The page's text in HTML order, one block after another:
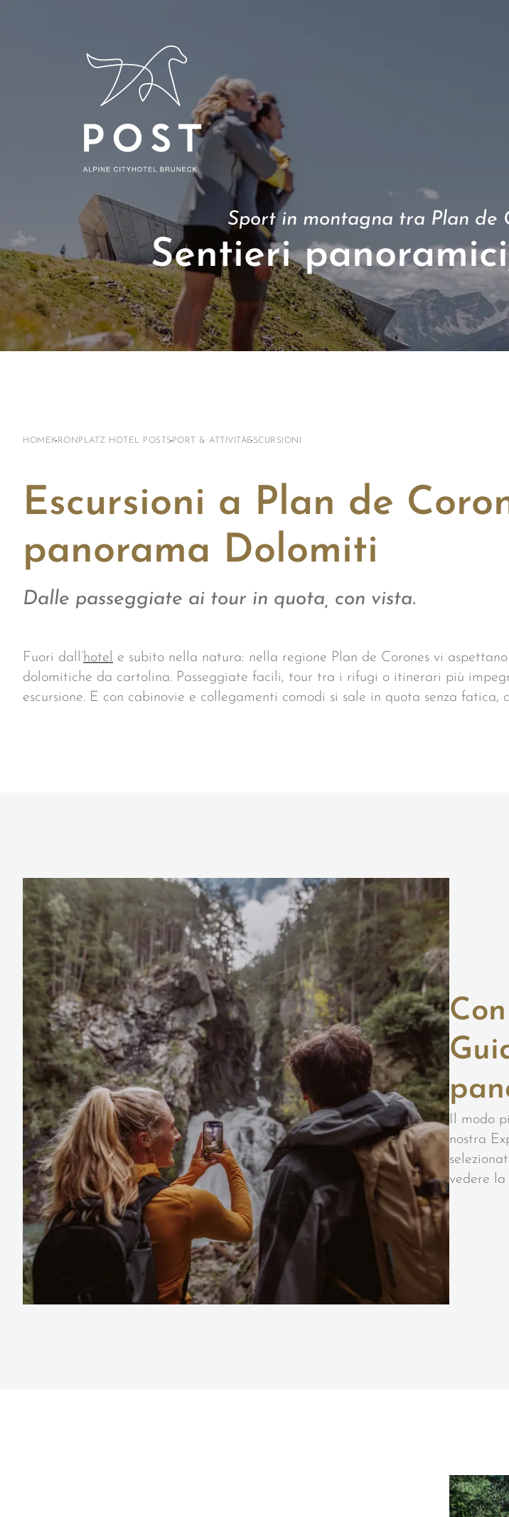
Sport in montagna tra Plan de
Sentieri
HOME KRONPLATZ HOTEL POST SPORT & ATTIVITÀESCURSIONI
Escursioni a Plan de
panorama Dolomiti
Dalle passeggiate ai tour in quota, con vista.
Fuori dall’hotel
e subito nella natura: nella regione Plan de Corones vi
dolomitiche da cartolina. Passeggiate facili, tour tra i rifugi o itinerari più
escursione. E con cabinovie e collegamenti comodi si sale in quota senza fatica,
Il modo
nostra
vedere la